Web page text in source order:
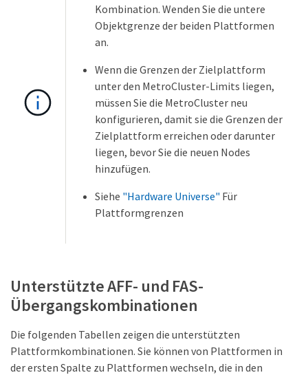
Kombination. Wenden Sie die untere
Objektgrenze der beiden Plattformen
an.
Wenn die Grenzen der Zielplattform
unter den MetroCluster-Limits liegen,
müssen Sie die MetroCluster neu
konfigurieren, damit sie die Grenzen der
Zielplattform erreichen oder darunter
liegen, bevor Sie die neuen Nodes
hinzufügen.
Siehe "Hardware Universe" Für
Plattformgrenzen
Unterstützte AFF- und FAS-
Übergangskombinationen
Die folgenden Tabellen zeigen die unterstützten
Plattformkombinationen. Sie können von Plattformen in
der ersten Spalte zu Plattformen wechseln, die in den